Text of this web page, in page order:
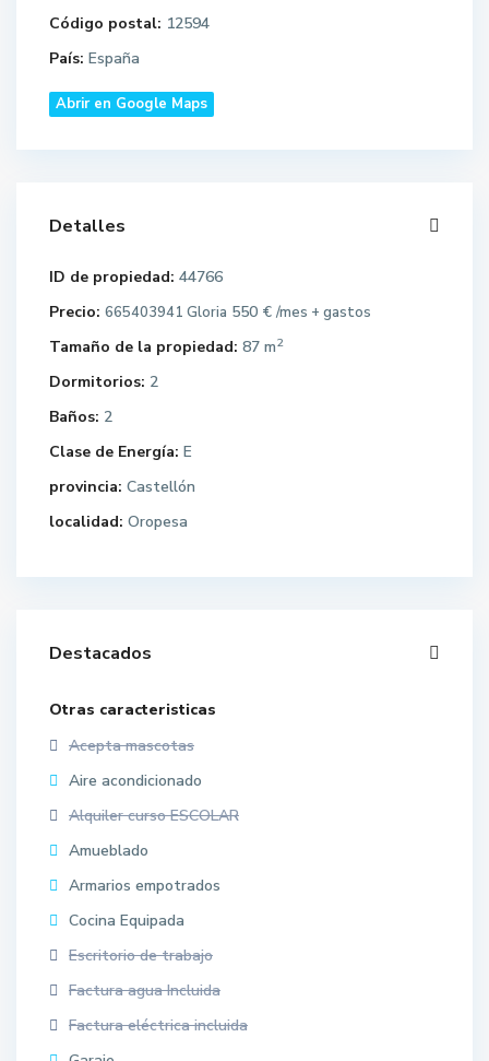
Código postal: 12594
País: España
Abrir en Google Maps
Detalles
ID de propiedad: 44766
Precio: 665403941 Gloria 550 € /mes + gastos
Tamaño de la propiedad: 87 m2
Dormitorios: 2
Baños: 2
Clase de Energía: E
provincia: Castellón
localidad: Oropesa
Destacados
Otras caracteristicas
Acepta mascotas
Aire acondicionado
Alquiler curso ESCOLAR
Amueblado
Armarios empotrados
Cocina Equipada
Escritorio de trabajo
Factura agua Incluida
Factura eléctrica incluida